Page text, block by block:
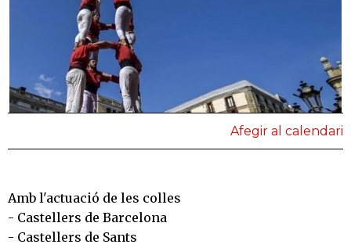
Afegir al calendari
Amb l'actuació de les colles
- Castellers de Barcelona
- Castellers de Sants